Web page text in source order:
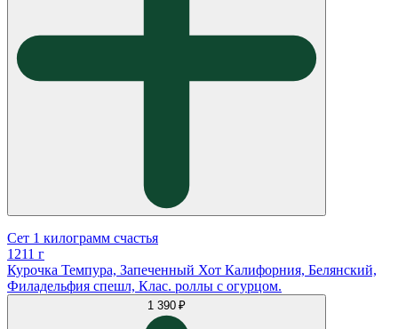
Сет 1 килограмм счастья
1211 г
Курочка Темпура, Запеченный Хот Калифорния, Белянский,
Филадельфия спешл, Клас. роллы с огурцом.
1 390 ₽